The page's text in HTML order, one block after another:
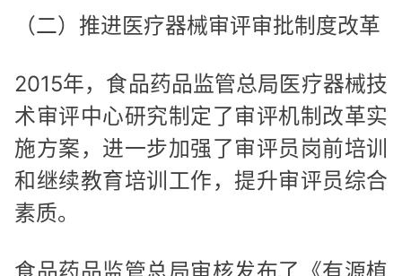
（二）推进医疗器械审评审批制度改革
2015年，食品药品监管总局医疗器械技
术审评中心研究制定了审评机制改革实
施方案，进一步加强了审评员岗前培训
和继续教育培训工作，提升审评员综合
素质。